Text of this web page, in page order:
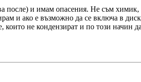
после) и имам опасения. Не съм
и ако е възможно да се включа в
не кондензират и по този начин